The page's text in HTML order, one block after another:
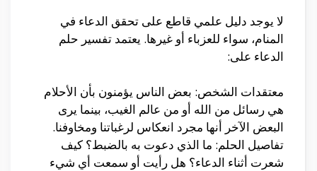
لا يوجد دليل علمي قاطع على تحقق الدعاء في
المنام، سواء للعزباء أو غيرها. يعتمد تفسير حلم
الدعاء على:
معتقدات الشخص: بعض الناس يؤمنون بأن الأحلام
هي رسائل من الله أو من عالم الغيب، بينما يرى
البعض الآخر أنها مجرد انعكاس لرغباتنا ومخاوفنا.
تفاصيل الحلم: ما الذي دعوت به بالضبط؟ كيف
شعرت أثناء الدعاء؟ هل رأيت أو سمعت أي شيء